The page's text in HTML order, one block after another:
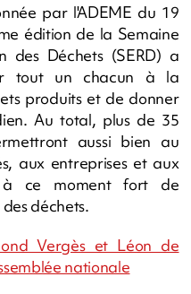
par l'ADEME du 19
édition de la Semaine
des Déchets (SERD) a
tout un chacun à la
produits et de donner
Au total, plus de 35
aussi bien au
aux entreprises et aux
à ce moment fort de
déchets.
Vergès et Léon de
nationale